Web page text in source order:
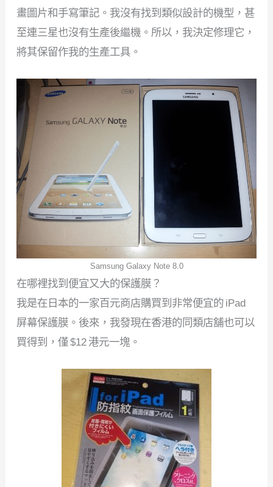
畫圖片和手寫筆記。我沒有找到類似設計的機型，甚
至連三星也沒有生產後繼機。所以，我決定修理它，
將其保留作我的生產工具。
Samsung Galaxy Note 8.0
在哪裡找到便宜又大的保護膜？
我是在日本的一家百元商店購買到非常便宜的 iPad
屏幕保護膜。後來，我發現在香港的同類店舖也可以
買得到，僅 $12 港元一塊。